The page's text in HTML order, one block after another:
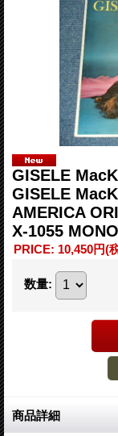
GISELE
GISELE
AMERICA
X-1055
PRICE: 10,450円(
数量:
商品詳細